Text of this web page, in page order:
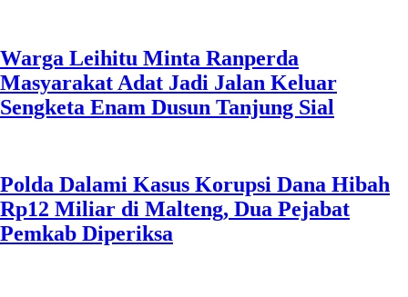
Warga Leihitu Minta Ranperda
Masyarakat Adat Jadi Jalan Keluar
Sengketa Enam Dusun Tanjung Sial
Polda Dalami Kasus Korupsi Dana Hibah
Rp12 Miliar di Malteng, Dua Pejabat
Pemkab Diperiksa